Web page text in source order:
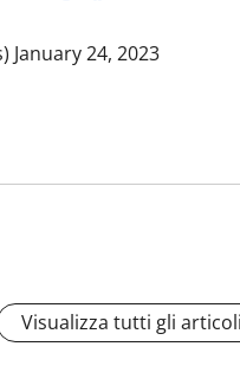
January 24, 2023
Visualizza tutti gli articoli